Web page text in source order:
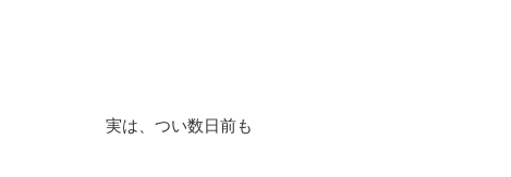
実は、つい数日前も